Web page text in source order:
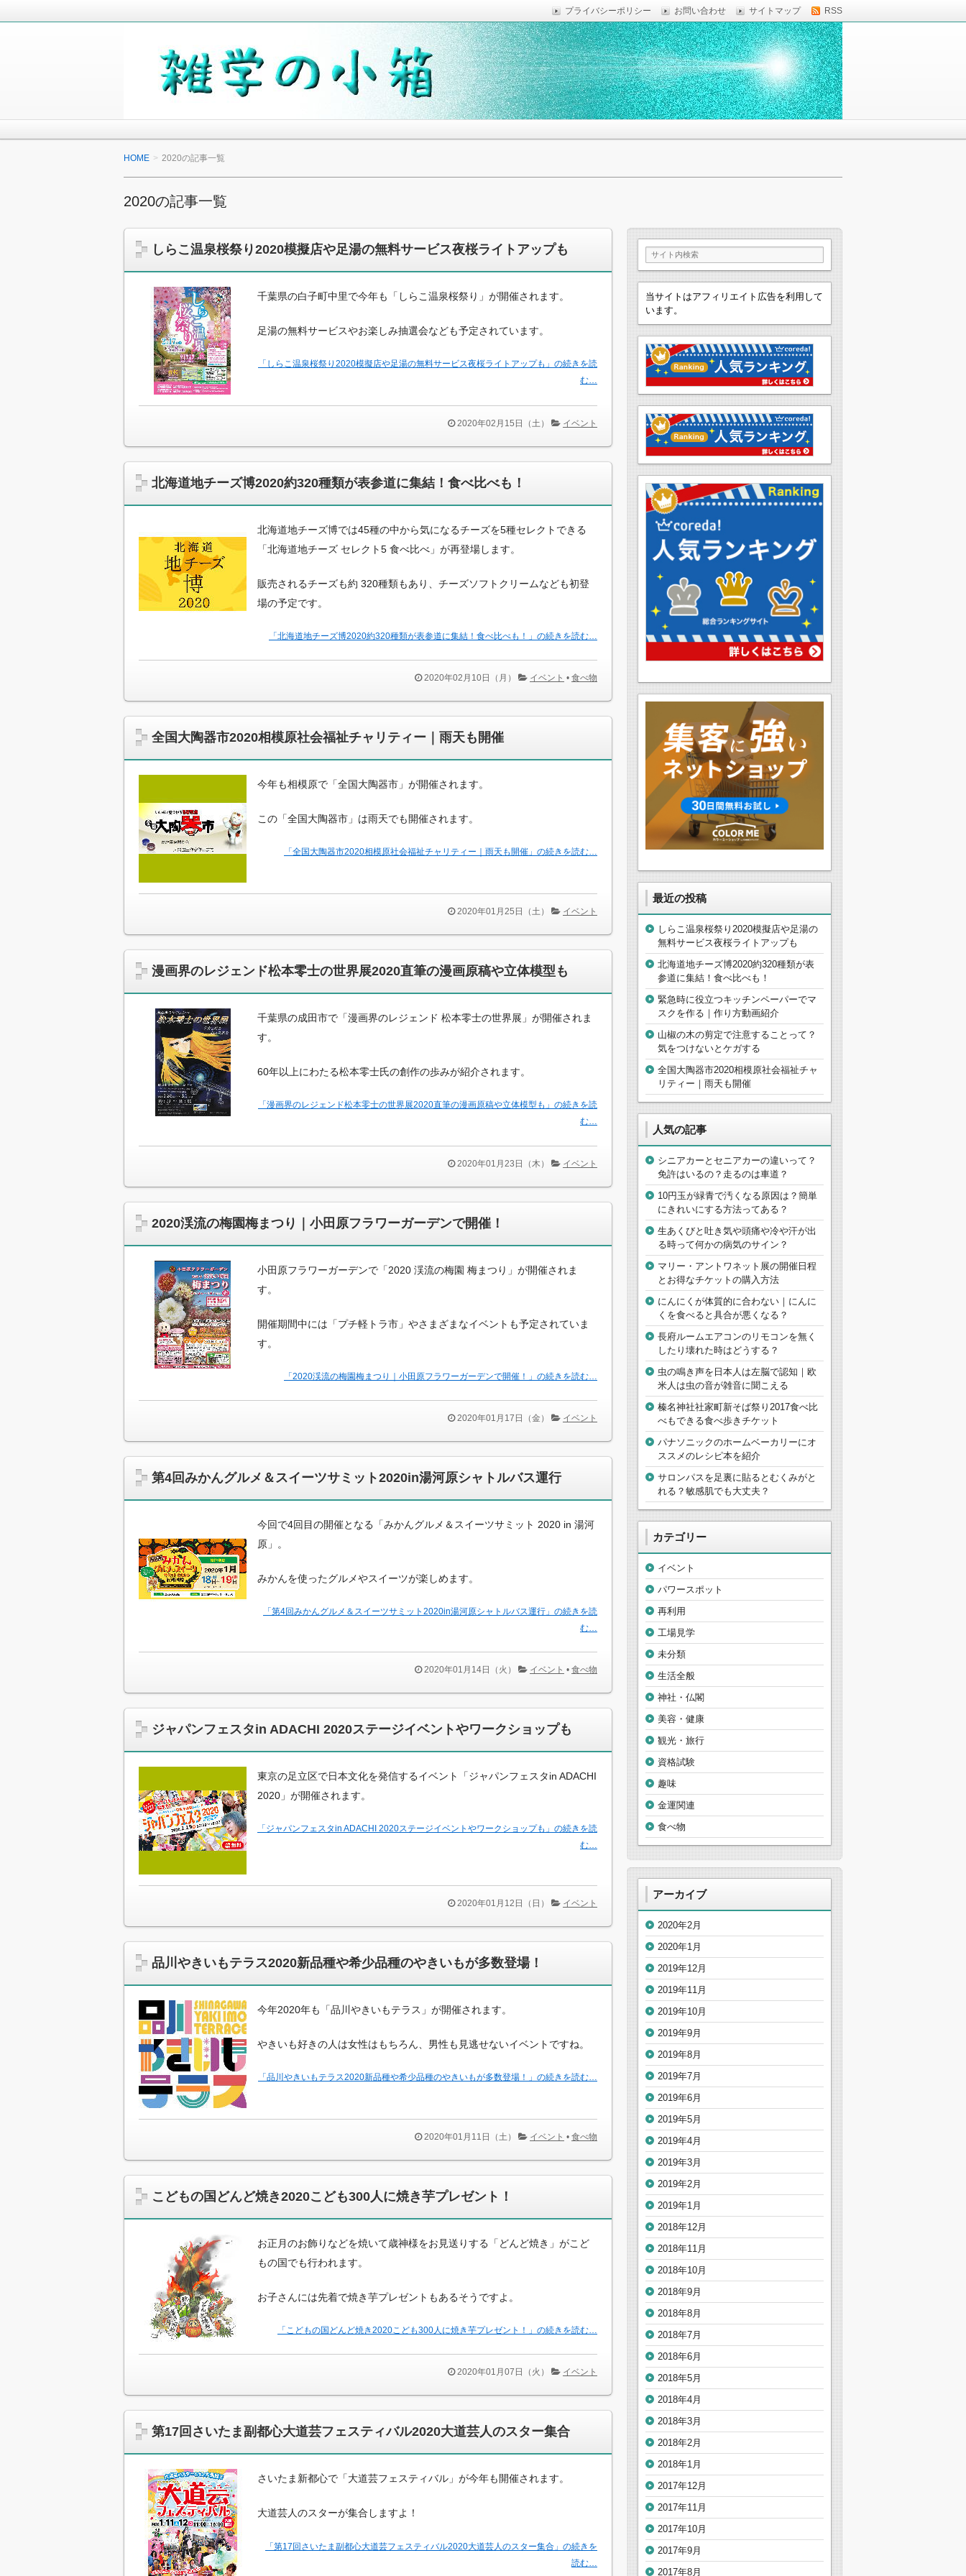
RSS
プライバシーポリシー お問い合わせ サイトマップ
雑学の小箱
毎日の生活の中で気になったことや知っていれば便利なことなどを気がついた時に綴っています。
少しでも役に立つことがあれば嬉しく思います。
HOME 2020の記事一覧
2020の記事一覧
しらこ温泉桜祭り2020模擬店や足湯の無料サービス夜桜ライトアップも
千葉県の白子町中里で今年も「しらこ温泉桜祭り」が開催されます。
足湯の無料サービスやお楽しみ抽選会なども予定されています。
「しらこ温泉桜祭り2020模擬店や足湯の無料サービス夜桜ライトアップも」の続きを読
む…
2020年02月15日（土） イベント
北海道地チーズ博2020約320種類が表参道に集結！食べ比べも！
北海道地チーズ博では45種の中から気になるチーズを5種セレクトできる
「北海道地チーズ セレクト5 食べ比べ」が再登場します。
販売されるチーズも約 320種類もあり、チーズソフトクリームなども初登
場の予定です。
「北海道地チーズ博2020約320種類が表参道に集結！食べ比べも！」の続きを読む…
2020年02月10日（月） イベント • 食べ物
全国大陶器市2020相模原社会福祉チャリティー｜雨天も開催
今年も相模原で「全国大陶器市」が開催されます。
この「全国大陶器市」は雨天でも開催されます。
「全国大陶器市2020相模原社会福祉チャリティー｜雨天も開催」の続きを読む…
2020年01月25日（土） イベント
漫画界のレジェンド松本零士の世界展2020直筆の漫画原稿や立体模型も
千葉県の成田市で「漫画界のレジェンド 松本零士の世界展」が開催されま
す。
60年以上にわたる松本零士氏の創作の歩みが紹介されます。
「漫画界のレジェンド松本零士の世界展2020直筆の漫画原稿や立体模型も」の続きを読
む…
2020年01月23日（木） イベント
2020渓流の梅園梅まつり｜小田原フラワーガーデンで開催！
小田原フラワーガーデンで「2020 渓流の梅園 梅まつり」が開催されま
す。
開催期間中には「プチ軽トラ市」やさまざまなイベントも予定されていま
す。
「2020渓流の梅園梅まつり｜小田原フラワーガーデンで開催！」の続きを読む…
2020年01月17日（金） イベント
第4回みかんグルメ＆スイーツサミット2020in湯河原シャトルバス運行
今回で4回目の開催となる「みかんグルメ＆スイーツサミット 2020 in 湯河
原」。
みかんを使ったグルメやスイーツが楽しめます。
「第4回みかんグルメ＆スイーツサミット2020in湯河原シャトルバス運行」の続きを読
む…
2020年01月14日（火） イベント • 食べ物
ジャパンフェスタin ADACHI 2020ステージイベントやワークショップも
東京の足立区で日本文化を発信するイベント「ジャパンフェスタin ADACHI
2020」が開催されます。
「ジャパンフェスタin ADACHI 2020ステージイベントやワークショップも」の続きを読
む…
2020年01月12日（日） イベント
品川やきいもテラス2020新品種や希少品種のやきいもが多数登場！
今年2020年も「品川やきいもテラス」が開催されます。
やきいも好きの人は女性はもちろん、男性も見逃せないイベントですね。
「品川やきいもテラス2020新品種や希少品種のやきいもが多数登場！」の続きを読む…
2020年01月11日（土） イベント • 食べ物
こどもの国どんど焼き2020こども300人に焼き芋プレゼント！
お正月のお飾りなどを焼いて歳神様をお見送りする「どんど焼き」がこど
もの国でも行われます。
お子さんには先着で焼き芋プレゼントもあるそうですよ。
「こどもの国どんど焼き2020こども300人に焼き芋プレゼント！」の続きを読む…
2020年01月07日（火） イベント
第17回さいたま副都心大道芸フェスティバル2020大道芸人のスター集合
さいたま新都心で「大道芸フェスティバル」が今年も開催されます。
大道芸人のスターが集合しますよ！
「第17回さいたま副都心大道芸フェスティバル2020大道芸人のスター集合」の続きを
読む…
当サイトはアフィリエイト広告を利用して
います。
最近の投稿
しらこ温泉桜祭り2020模擬店や足湯の
無料サービス夜桜ライトアップも
北海道地チーズ博2020約320種類が表
参道に集結！食べ比べも！
緊急時に役立つキッチンペーパーでマ
スクを作る｜作り方動画紹介
山椒の木の剪定で注意することって？
気をつけないとケガする
全国大陶器市2020相模原社会福祉チャ
リティー｜雨天も開催
人気の記事
シニアカーとセニアカーの違いって？
免許はいるの？走るのは車道？
10円玉が緑青で汚くなる原因は？簡単
にきれいにする方法ってある？
生あくびと吐き気や頭痛や冷や汗が出
る時って何かの病気のサイン？
マリー・アントワネット展の開催日程
とお得なチケットの購入方法
にんにくが体質的に合わない｜にんに
くを食べると具合が悪くなる？
長府ルームエアコンのリモコンを無く
したり壊れた時はどうする？
虫の鳴き声を日本人は左脳で認知｜欧
米人は虫の音が雑音に聞こえる
榛名神社社家町新そば祭り2017食べ比
べもできる食べ歩きチケット
パナソニックのホームベーカリーにオ
ススメのレシピ本を紹介
サロンパスを足裏に貼るとむくみがと
れる？敏感肌でも大丈夫？
カテゴリー
イベント
パワースポット
再利用
工場見学
未分類
生活全般
神社・仏閣
美容・健康
観光・旅行
資格試験
趣味
金運関連
食べ物
アーカイブ
2020年2月
2020年1月
2019年12月
2019年11月
2019年10月
2019年9月
2019年8月
2019年7月
2019年6月
2019年5月
2019年4月
2019年3月
2019年2月
2019年1月
2018年12月
2018年11月
2018年10月
2018年9月
2018年8月
2018年7月
2018年6月
2018年5月
2018年4月
2018年3月
2018年2月
2018年1月
2017年12月
2017年11月
2017年10月
2017年9月
2017年8月